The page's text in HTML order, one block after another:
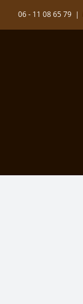
06 - 11 08 65 79 |